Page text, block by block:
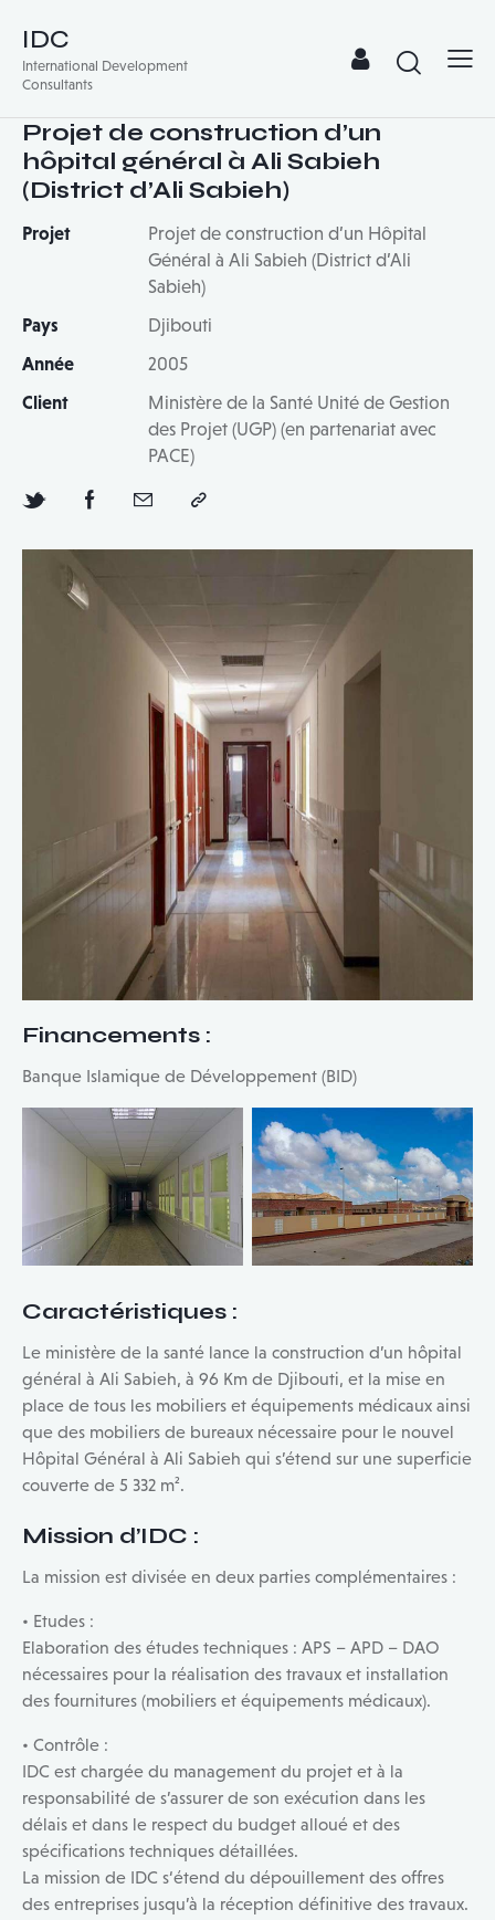
IDC
International Development
Consultants
Projet de construction d’un
hôpital général à Ali Sabieh
(District d’Ali Sabieh)
Projet
Projet de construction d’un Hôpital
Général à Ali Sabieh (District d’Ali
Sabieh)
Pays
Djibouti
Année
2005
Client
Ministère de la Santé Unité de Gestion
des Projet (UGP) (en partenariat avec
PACE)
Financements :
Banque Islamique de Développement (BID)
Caractéristiques :
Le ministère de la santé lance la construction d’un hôpital
général à Ali Sabieh, à 96 Km de Djibouti, et la mise en
place de tous les mobiliers et équipements médicaux ainsi
que des mobiliers de bureaux nécessaire pour le nouvel
Hôpital Général à Ali Sabieh qui s’étend sur une superficie
couverte de 5 332 m².
Mission d’IDC :
La mission est divisée en deux parties complémentaires :
• Etudes :
Elaboration des études techniques : APS – APD – DAO
nécessaires pour la réalisation des travaux et installation
des fournitures (mobiliers et équipements médicaux).
• Contrôle :
IDC est chargée du management du projet et à la
responsabilité de s’assurer de son exécution dans les
délais et dans le respect du budget alloué et des
spécifications techniques détaillées.
La mission de IDC s‘étend du dépouillement des offres
des entreprises jusqu’à la réception définitive des travaux.